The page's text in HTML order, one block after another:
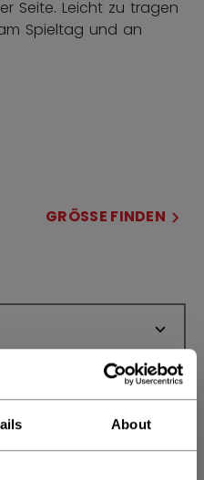
About
Seite. Leicht zu tragen
Spieltag und an
GRÖSSE FINDEN